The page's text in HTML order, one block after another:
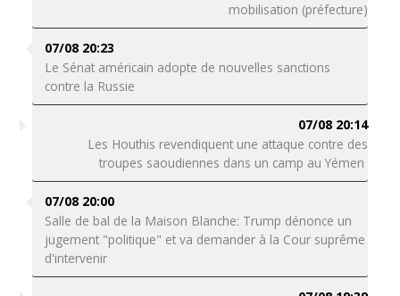
mobilisation (préfecture)
07/08 20:23
Le Sénat américain adopte de nouvelles sanctions
contre la Russie
07/08 20:14
Les Houthis revendiquent une attaque contre des
troupes saoudiennes dans un camp au Yémen
07/08 20:00
Salle de bal de la Maison Blanche: Trump dénonce un
jugement "politique" et va demander à la Cour suprême
d'intervenir